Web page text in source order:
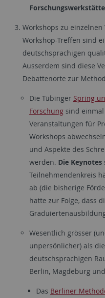
Workshops zu einzelnen
Workshop-Treffen sind
deutschsprachigen
Ausserdem sind diese
Debattenorte zur
Die Tübinger Spring
Forschungsind einmal
Veranstaltungen für
Workshops
und Aspekte des
werden. Die
Teilnehmendenkreis
ab (die bisherige
hatte zur Folge, dass
Wesentlich grösser
unpersönlicher) als
deutschsprachigen
Berlin, Magdeburg
Das Berliner